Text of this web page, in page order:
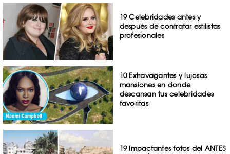
19 Celebridades antes y
después de contratar estilistas
profesionales
10 Extravagantes y lujosas
mansiones en donde
descansan tus celebridades
favoritas
19 Impactantes fotos del ANTES